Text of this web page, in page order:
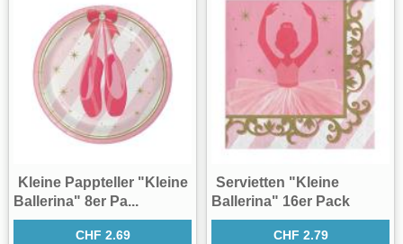
Kleine Pappteller "Kleine
Ballerina" 8er Pa...
CHF 2.69
Servietten "Kleine
Ballerina" 16er Pack
CHF 2.79